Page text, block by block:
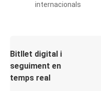
internacionals
Bitllet digital i
seguiment en
temps real